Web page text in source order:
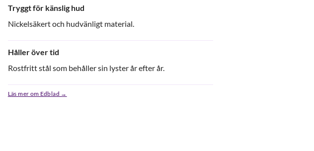
Tryggt för känslig hud
Nickelsäkert och hudvänligt material.
Håller över tid
Rostfritt stål som behåller sin lyster år efter år.
Läs mer om Edblad →